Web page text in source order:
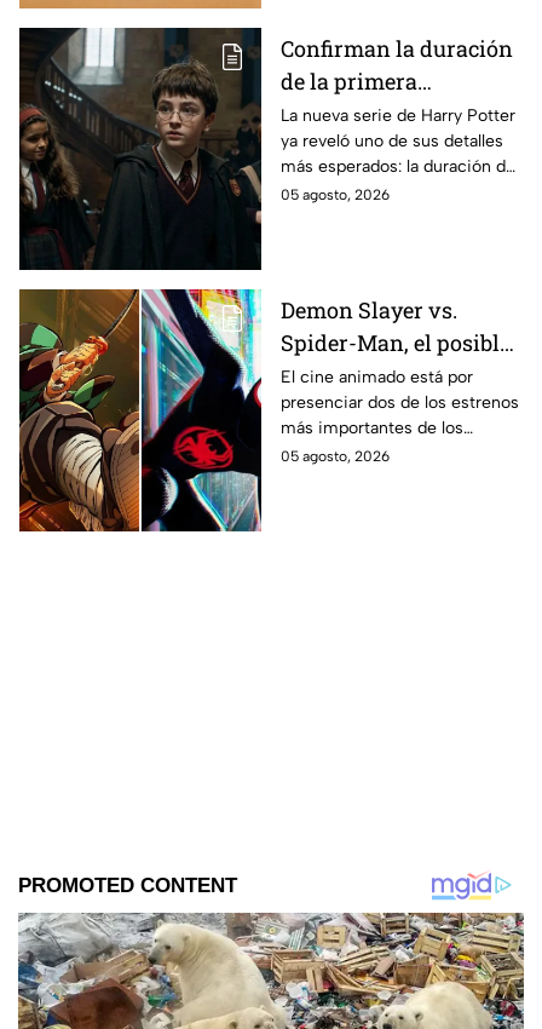
Confirman la duración
de la primera
temporada de Harry
Potter y emocionará a
los fans de los libros
La nueva serie de Harry Potter
ya reveló uno de sus detalles
más esperados: la duración de
la primera temporada basada
05 agosto, 2026
Demon Slayer vs.
Spider-Man, el posible
gran enfrentamiento
en taquilla del 2027
El cine animado está por
presenciar dos de los estrenos
más importantes de los
últimos años.
05 agosto, 2026